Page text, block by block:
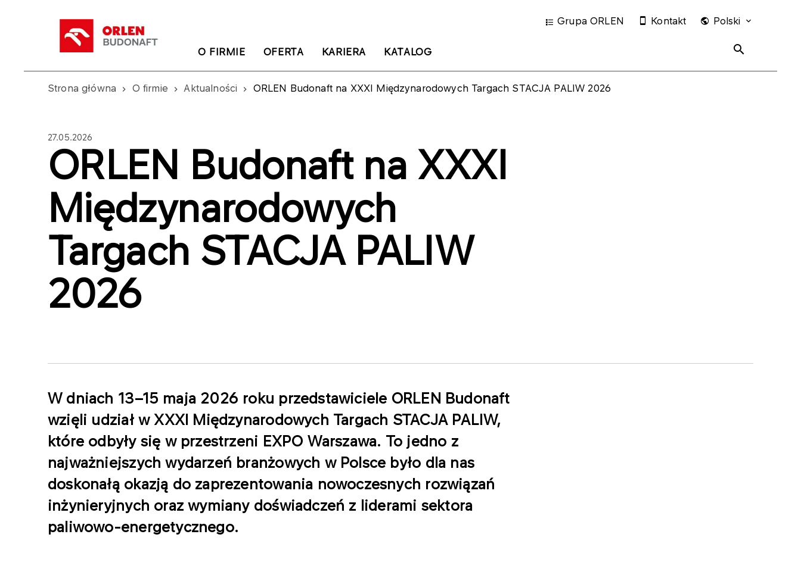
O FIRMIE OFERTA KARIERA KATALOG
Grupa ORLEN Kontakt Polski
Strona główna O firmie Aktualności ORLEN Budonaft na XXXI Międzynarodowych Targach STACJA PALIW 2026
27.05.2026
ORLEN Budonaft na XXXI
Międzynarodowych
Targach STACJA PALIW
2026
W dniach 13–15 maja 2026 roku przedstawiciele ORLEN Budonaft
wzięli udział w XXXI Międzynarodowych Targach STACJA PALIW,
które odbyły się w przestrzeni EXPO Warszawa. To jedno z
najważniejszych wydarzeń branżowych w Polsce było dla nas
doskonałą okazją do zaprezentowania nowoczesnych rozwiązań
inżynieryjnych oraz wymiany doświadczeń z liderami sektora
paliwowo-energetycznego.